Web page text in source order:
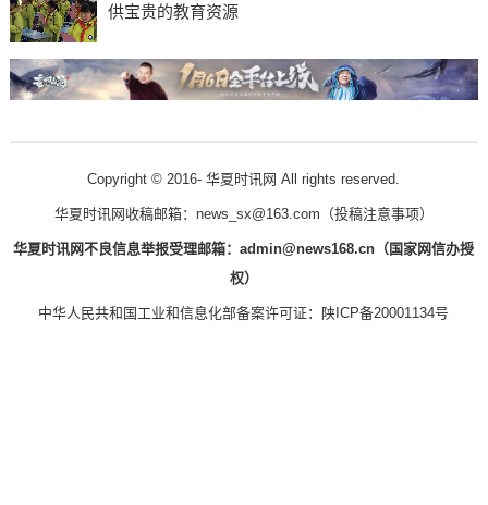
供宝贵的教育资源
Copyright © 2016- 华夏时讯网 All rights reserved.
华夏时讯网收稿邮箱：news_sx@163.com（投稿注意事项）
华夏时讯网不良信息举报受理邮箱：admin@news168.cn（国家网信办授
权）
中华人民共和国工业和信息化部备案许可证： 陕ICP备20001134号